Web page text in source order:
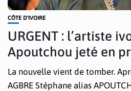
CÔTE D'IVOIRE
URGENT : l’artiste
Apoutchou jeté en
La nouvelle vient de tomber.
AGBRE Stéphane alias